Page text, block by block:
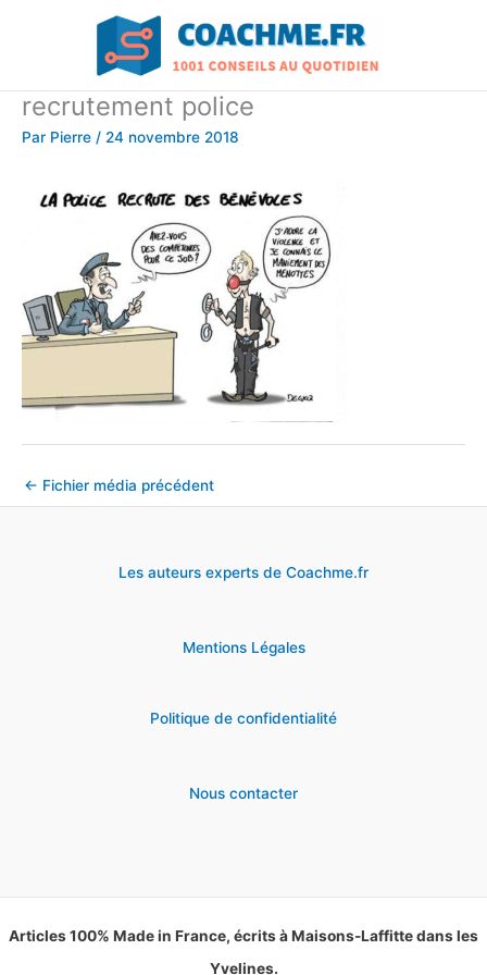
recrutement police
Par Pierre / 24 novembre 2018
← Fichier média précédent
Les auteurs experts de Coachme.fr
Mentions Légales
Politique de confidentialité
Nous contacter
Articles 100% Made in France, écrits à Maisons-Laffitte dans les
Yvelines.